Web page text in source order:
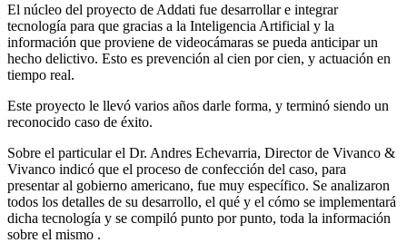
El núcleo del proyecto de Addati fue desarrollar e integrar
tecnología para que gracias a la Inteligencia Artificial y la
información que proviene de videocámaras se pueda anticipar un
hecho delictivo. Esto es prevención al cien por cien, y actuación en
tiempo real.
Este proyecto le llevó varios años darle forma, y terminó siendo un
reconocido caso de éxito.
Sobre el particular el Dr. Andres Echevarria, Director de Vivanco &
Vivanco indicó que el proceso de confección del caso, para
presentar al gobierno americano, fue muy específico. Se analizaron
todos los detalles de su desarrollo, el qué y el cómo se implementará
dicha tecnología y se compiló punto por punto, toda la información
sobre el mismo .